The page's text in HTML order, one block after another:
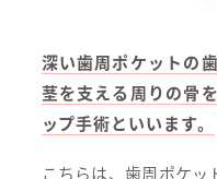
深い歯周ポケットの
茎を支える周りの骨
ップ手術といいます。
こちらは、歯周ポケ